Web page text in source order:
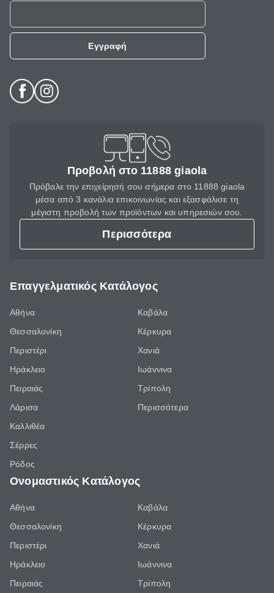
Εγγραφή
Προβολή στο 11888 giaola
Πρόβαλε την επιχείρησή σου σήμερα στο 11888 giaola
μέσα από 3 κανάλια επικοινωνίας και εξασφάλισε τη
μέγιστη προβολή των προϊόντων και υπηρεσιών σου.
Περισσότερα
Επαγγελματικός Κατάλογος
Αθήνα
Θεσσαλονίκη
Περιστέρι
Ηράκλειο
Πειραιάς
Λάρισα
Καλλιθέα
Σέρρες
Ρόδος
Καβάλα
Κέρκυρα
Χανιά
Ιωάννινα
Τρίπολη
Περισσότερα
Ονομαστικός Κατάλογος
Αθήνα
Θεσσαλονίκη
Περιστέρι
Ηράκλειο
Πειραιάς
Καβάλα
Κέρκυρα
Χανιά
Ιωάννινα
Τρίπολη